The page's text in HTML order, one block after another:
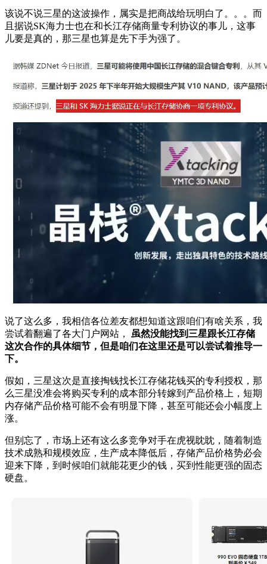
该说不说三星的这波操作，属实是把商战给玩明白了。。。而
且据说SK海力士也在和长江存储商量专利协议的事儿，这事
儿要是真的，那三星也算是先下手为强了。
说了这么多，我相信各位差友都想知道这跟咱们有啥关系，我
尝试着翻遍了各大门户网站，
虽然没能找到三星跟长江存储
这次合作的具体细节，但是咱们在这里还是可以尝试着推导一
下。
假如，三星这次是直接掏钱找长江存储花钱买的专利授权，那
么三星没准会将购买专利的成本部分转嫁到产品价格上，短期
内存储产品价格可能不会有明显下降，甚至可能还会小幅度上
涨。
但别忘了，市场上还有这么多竞争对手在虎视眈眈，随着制造
技术成熟和规模效应，生产成本降低后，存储产品价格势必会
迎来下降，到时候咱们就能花更少的钱，买到性能更强的固态
硬盘。